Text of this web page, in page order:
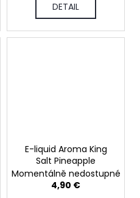
DETAIL
E-liquid Aroma King
Salt Pineapple
Momentálně nedostupné
4,90 €